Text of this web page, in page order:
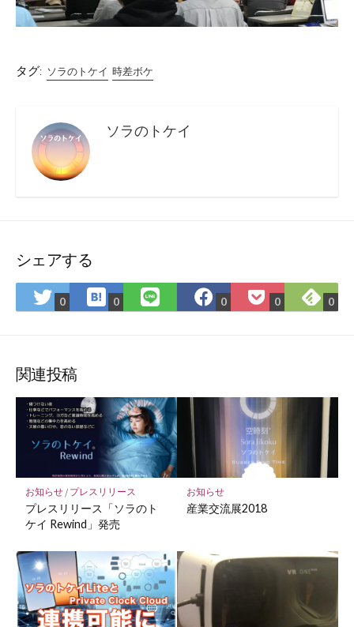
タグ: ソラのトケイ 時差ボケ
ソラのトケイ
シェアする
Twitter
で
ア
0 は
て
ク
マ
ー
ク
に
保
存
0
LINE
で
Facebook
で
0
Pocket
に
0
で
0
関連投稿
お知らせ/ プレスリリース
プレスリリース「ソラのト
ケイ Rewind」発売
お知らせ
産業交流展2018